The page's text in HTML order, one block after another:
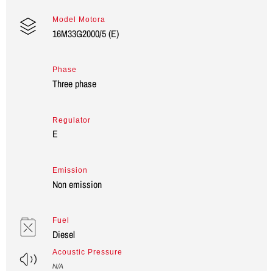
Model Motora
16M33G2000/5 (E)
Regulator
E
Emission
Non emission
Fuel
Diesel
Phase
Three phase
Acoustic Pressure
N/A